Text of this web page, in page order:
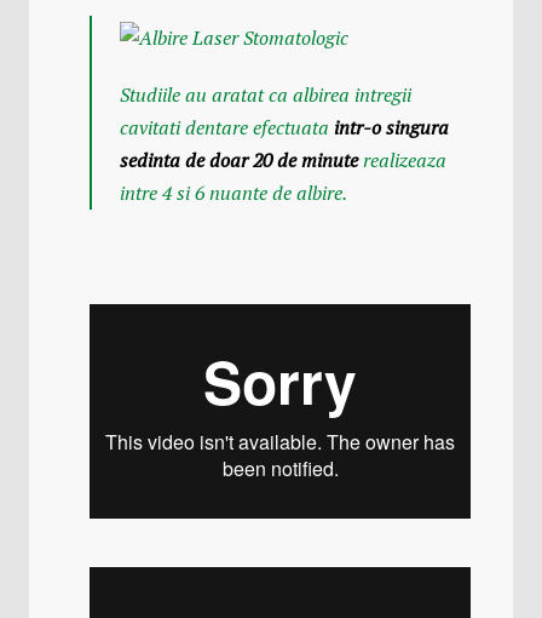
Studiile au aratat ca albirea intregii
cavitati dentare efectuata intr-o singura
sedinta de doar 20 de minuterealizeaza
intre 4 si 6 nuante de albire.